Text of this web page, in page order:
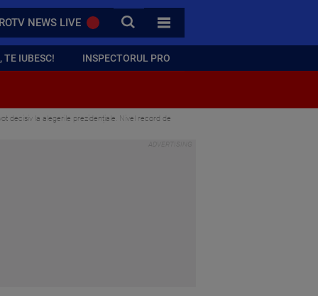
NEWS LIVE CAUTA
TOATE CATEGORIILE
TE IUBESC! INSPECTORUL PRO
decisiv la alegerile prezidențiale. Nivel record de